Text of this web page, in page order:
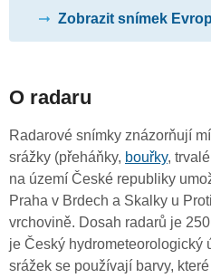
Zobrazit snímek
O radaru
Radarové snímky znázorňují
srážky (přeháňky, bouřky,
na území České republiky
Praha v Brdech a Skalky u
vrchovině. Dosah radarů je
je Český hydrometeorologický
srážek se používají barvy,